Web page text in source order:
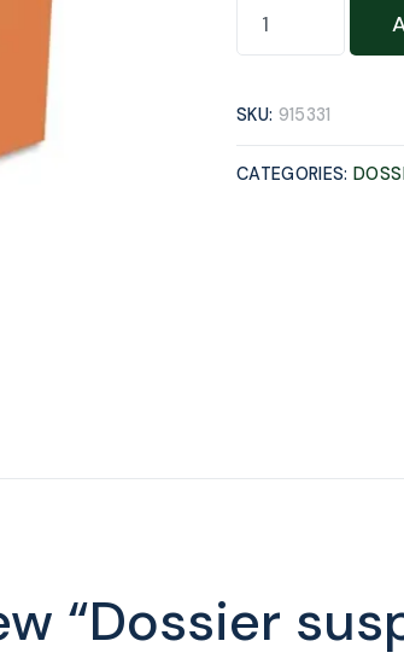
SKU: 915331
CATEGORIES:
“Dossier